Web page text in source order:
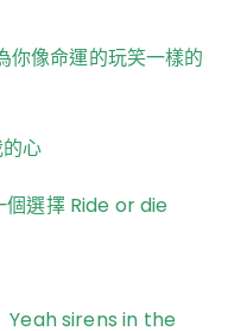
你像命運的玩笑一樣的
心
個選擇 Ride or die
Yeah sirens in the